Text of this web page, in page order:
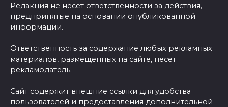
Редакция не несет ответственности за действия,
предпринятые на основании опубликованной
информации.
Ответственность за содержание любых рекламных
материалов, размещенных на сайте, несет
рекламодатель.
Сайт содержит внешние ссылки для удобства
пользователей и предоставления дополнительной